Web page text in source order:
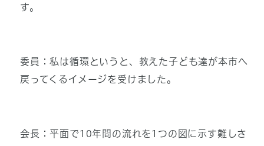
す。
委員：私は循環というと、教えた子ども達が本市へ
戻ってくるイメージを受けました。
会長：平面で10年間の流れを1つの図に示す難しさ